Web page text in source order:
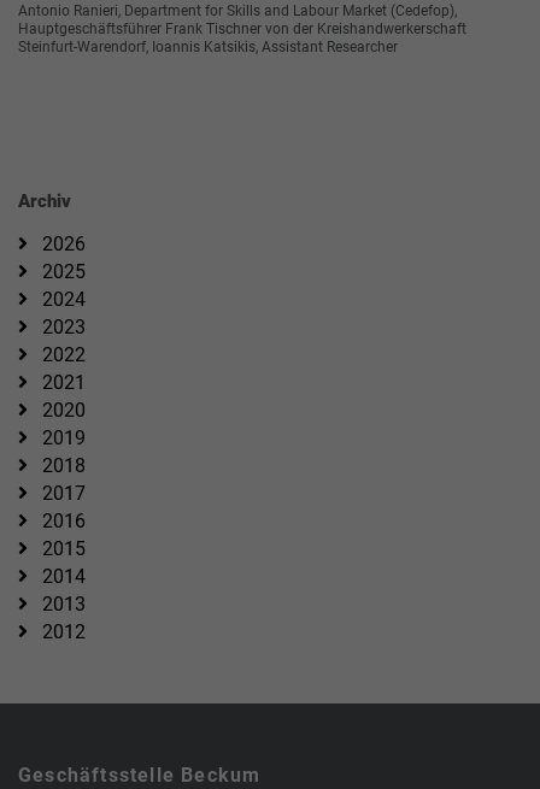
Antonio Ranieri, Department for Skills and Labour Market (Cedefop),
Hauptgeschäftsführer Frank Tischner von der Kreishandwerkerschaft
Steinfurt-Warendorf, Ioannis Katsikis, Assistant Researcher
Archiv
2026
2025
2024
2023
2022
2021
2020
2019
2018
2017
2016
2015
2014
2013
2012
Geschäftsstelle Beckum